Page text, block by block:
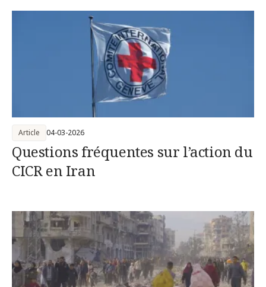
Questions fréquentes sur l’action du
CICR en Iran
Article 04-03-2026